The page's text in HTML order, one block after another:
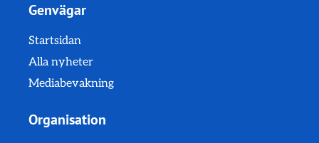
Genvägar
Startsidan
Alla nyheter
Mediabevakning
Organisation